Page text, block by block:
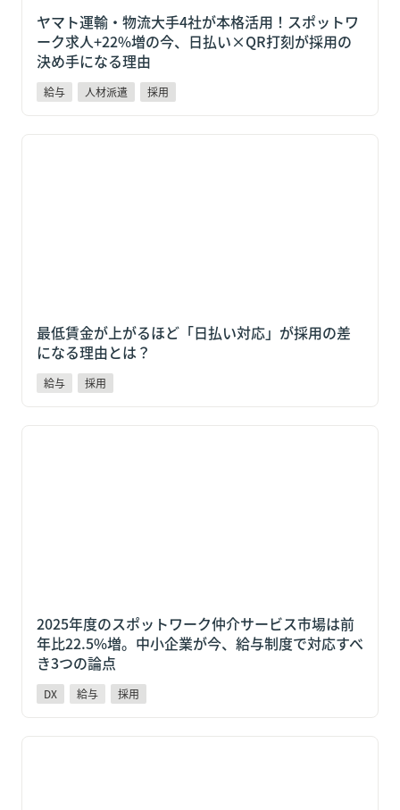
ヤマト運輸・物流大手4社が本格活用！スポットワ
ーク求人+22%増の今、日払い×QR打刻が採用の
決め手になる理由
給与 人材派遣 採用
最低賃金が上がるほど「日払い対応」が採用の差にな
最低賃金が上がるほど「日払い対応」が採用の差
になる理由とは？
給与 採用
2025年度のスポットワーク仲介サービス市場は前年比
2025年度のスポットワーク仲介サービス市場は前
年比22.5%増。中小企業が今、給与制度で対応すべ
き3つの論点
DX 給与 採用
吉野家も導入しているPayPay給与受取とは？変わる人